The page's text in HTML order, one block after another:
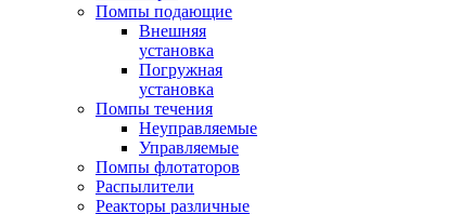
Помпы подающие
Внешняя
установка
Погружная
установка
Помпы течения
Неуправляемые
Управляемые
Помпы флотаторов
Распылители
Реакторы различные